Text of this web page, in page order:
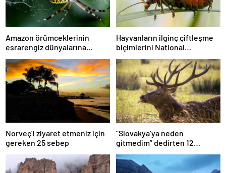
Amazon örümceklerinin
esrarengiz dünyalarına
gitmeye hazır olun.
Hayvanların ilginç çiftleşme
biçimlerini National
Geographic görüntüledi.
Norveç’i ziyaret etmeniz için
gereken 25 sebep
“Slovakya’ya neden
gitmedim” dedirten 12
fotoğraf